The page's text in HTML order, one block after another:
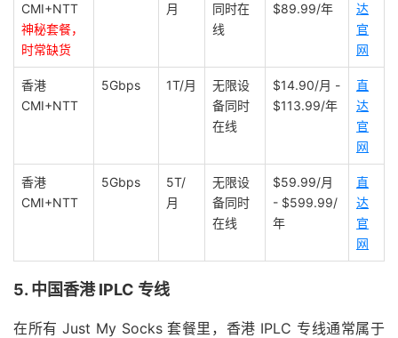
CMI+NTT
神秘套餐，
时常缺货
月
同时在
线
$89.99/年
达
官
网
香港
CMI+NTT
5Gbps 1T/月
无限设
备同时
在线
$14.90/月 -
$113.99/年
直
达
官
网
香港
CMI+NTT
5Gbps
5T/
月
无限设
备同时
在线
$59.99/月
- $599.99/
年
直
达
官
网
5. 中国香港 IPLC 专线
在所有 Just My Socks 套餐里，香港 IPLC 专线通常属于